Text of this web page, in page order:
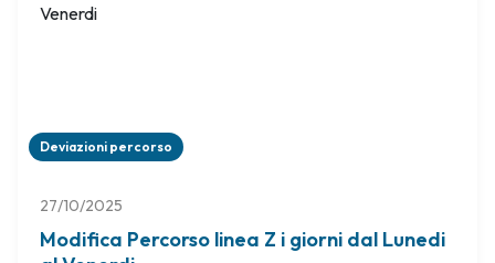
Deviazioni percorso
27/10/2025
Modifica Percorso linea Z i giorni dal Lunedi